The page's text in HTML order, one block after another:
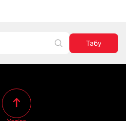
Табу